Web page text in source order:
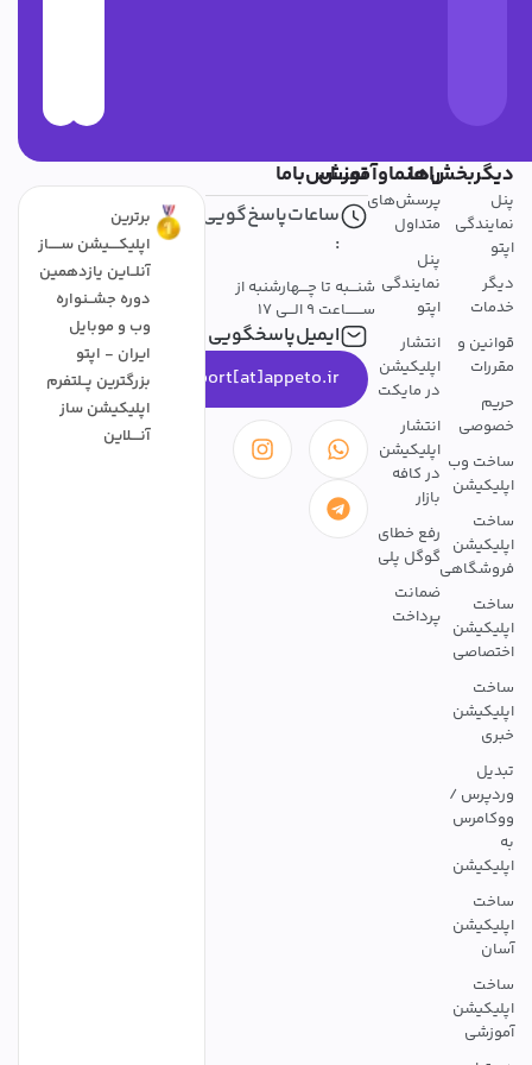
دیگربخش‌ها
پنل
نمایندگی
اپتو
دیگر
خدمات
قوانین و
مقررات
حریم
خصوصی
ساخت وب
اپلیکیشن
ساخت
اپلیکیشن
فروشگاهی
ساخت
اپلیکیشن
اختصاصی
ساخت
اپلیکیشن
خبری
تبدیل
وردپرس /
ووکامرس
به
اپلیکیشن
ساخت
اپلیکیشن
آسان
ساخت
اپلیکیشن
آموزشی
راهنماوآموزش
پرسش‌های
متداول
پنل
نمایندگی
اپتو
انتشار
اپلیکیشن
در مایکت
انتشار
اپلیکیشن
در کافه
بازار
رفع خطای
گوگل پلی
ضمانت
پرداخت
تمــــاس‌باما
ساعات‌پاسخ‌گویی
:
شنـــبه تا چـــهارشنبه از
ســـــــاعت 9 الـــی 17
ایمیل‌پاسخگویی
support[at]appeto.ir
برترین
اپلیکــــیشن ســـــاز
آنلــاین یازدهمین
دوره جشــنواره
وب و موبایل
ایران - اپتو
بزرگترین پــلتفرم
اپلیکیشن ساز
آنــــلاین